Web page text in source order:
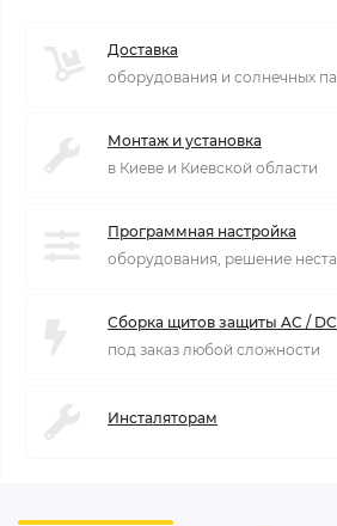
Доставка
оборудования и солнечных
Монтаж и установка
в Киеве и Киевской области
Программная настройка
оборудования, решение
Сборка щитов защиты AC / DC
под заказ любой сложности
Инсталяторам